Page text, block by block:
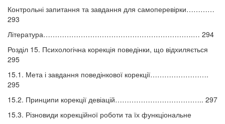
Контрольні запитання та завдання для самоперевірки…………
293
Література……………………………………………………….… 294
Розділ 15. Психологічна корекція поведінки, що відхиляється
295
15.1. Мета і завдання поведінкової корекції…………………….
295
15.2. Принципи корекції девіацій……………………………….. 297
15.3. Різновиди корекційної роботи та їх функціональне